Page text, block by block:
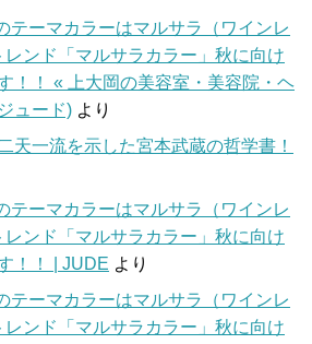
テーマカラーはマルサラ（ワインレ
レンド「マルサラカラー」秋に向け
！！ « 上大岡の美容室・美容院・ヘ
ュード) より
天一流を示した宮本武蔵の哲学書！
テーマカラーはマルサラ（ワインレ
レンド「マルサラカラー」秋に向け
！！ | JUDE より
テーマカラーはマルサラ（ワインレ
レンド「マルサラカラー」秋に向け